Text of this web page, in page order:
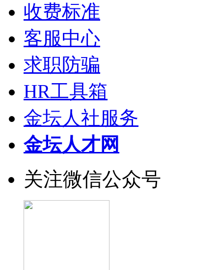
收费标准
客服中心
求职防骗
HR工具箱
金坛人社服务
金坛人才网
关注微信公众号